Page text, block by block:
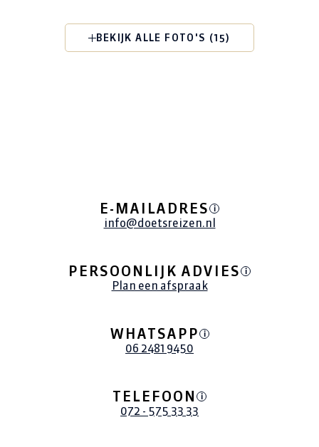
BEKIJK ALLE FOTO'S (15)
E-MAILADRES i
info@doetsreizen.nl
PERSOONLIJK ADVIES i
Plan een afspraak
WHATSAPP i
06 2481 9450
TELEFOON i
072 - 575 33 33